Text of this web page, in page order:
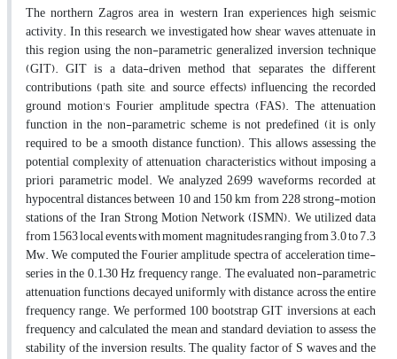
The northern Zagros area in western Iran experiences high seismic
activity. In this research, we investigated how shear waves attenuate in
this region using the non-parametric generalized inversion technique
(GIT). GIT is a data-driven method that separates the different
contributions (path, site, and source effects) influencing the recorded
ground motion's Fourier amplitude spectra (FAS). The attenuation
function in the non-parametric scheme is not predefined (it is only
required to be a smooth distance function). This allows assessing the
potential complexity of attenuation characteristics without imposing a
priori parametric model. We analyzed 2,699 waveforms recorded at
hypocentral distances between 10 and 150 km from 228 strong-motion
stations of the Iran Strong Motion Network (ISMN). We utilized data
from 1,563 local events with moment magnitudes ranging from 3.0 to 7.3
Mw. We computed the Fourier amplitude spectra of acceleration time-
series in the 0.1–30 Hz frequency range. The evaluated non-parametric
attenuation functions decayed uniformly with distance across the entire
frequency range. We performed 100 bootstrap GIT inversions at each
frequency and calculated the mean and standard deviation to assess the
stability of the inversion results. The quality factor of S waves and the